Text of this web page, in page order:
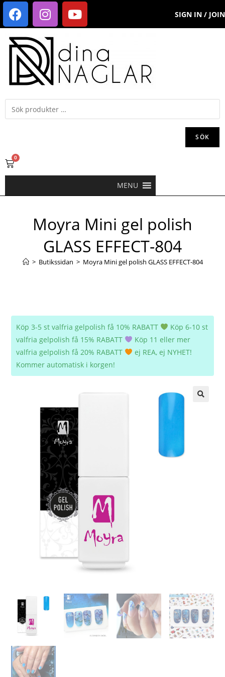
SIGN IN / JOIN
SÖK
0
MENU
Moyra Mini gel polish
GLASS EFFECT-804
> Butikssidan > Moyra Mini gel polish GLASS EFFECT-804
Köp 3-5 st valfria gelpolish få 10% RABATT
Köp 6-10 st
valfria gelpolish få 15% RABATT
Köp 11 eller mer
valfria gelpolish få 20% RABATT
ej REA, ej NYHET!
Kommer automatisk i korgen!